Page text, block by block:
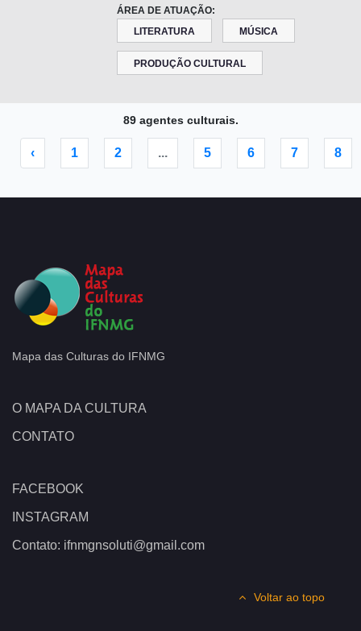
ÁREA DE ATUAÇÃO:
LITERATURA
MÚSICA
PRODUÇÃO CULTURAL
89 agentes culturais.
‹ 1 2 ... 5 6 7 8
Mapa das Culturas do IFNMG
O MAPA DA CULTURA
CONTATO
FACEBOOK
INSTAGRAM
Contato: ifnmgnsoluti@gmail.com
Voltar ao topo